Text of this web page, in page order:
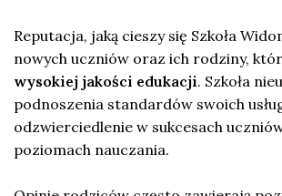
Reputacja, jaką cieszy się Szkoła
nowych uczniów oraz ich rodziny,
wysokiej jakości edukacji. Szkoła
podnoszenia standardów swoich
odzwierciedlenie w sukcesach
poziomach nauczania.